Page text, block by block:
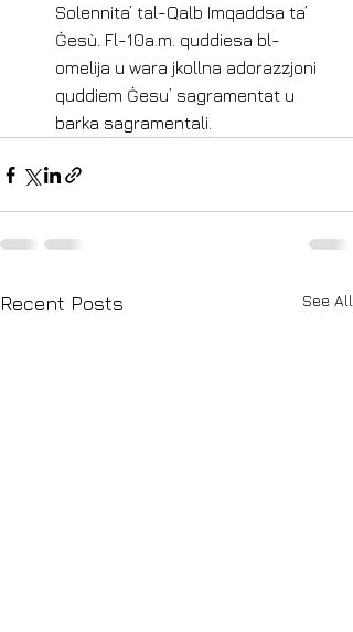
Solennita’ tal-Qalb Imqaddsa ta’
Ġesù. Fl-10a.m. quddiesa bl-
omelija u wara jkollna adorazzjoni
quddiem Ġesu’ sagramentat u
barka sagramentali.
Recent Posts See All